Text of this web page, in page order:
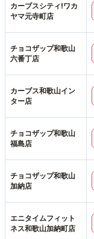
カーブスシティ!ワカ
ヤマ元寺町店
チョコザップ和歌山
六番丁店
カーブス和歌山イン
ター店
チョコザップ和歌山
福島店
チョコザップ和歌山
加納店
エニタイムフィット
ネス和歌山加納町店